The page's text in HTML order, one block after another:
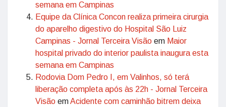
semana em Campinas
Equipe da Clínica Concon realiza primeira cirurgia
do aparelho digestivo do Hospital São Luiz
Campinas - Jornal Terceira Visão em Maior
hospital privado do interior paulista inaugura esta
semana em Campinas
Rodovia Dom Pedro I, em Valinhos, só terá
liberação completa após às 22h - Jornal Terceira
Visão emAcidente com caminhão bitrem deixa